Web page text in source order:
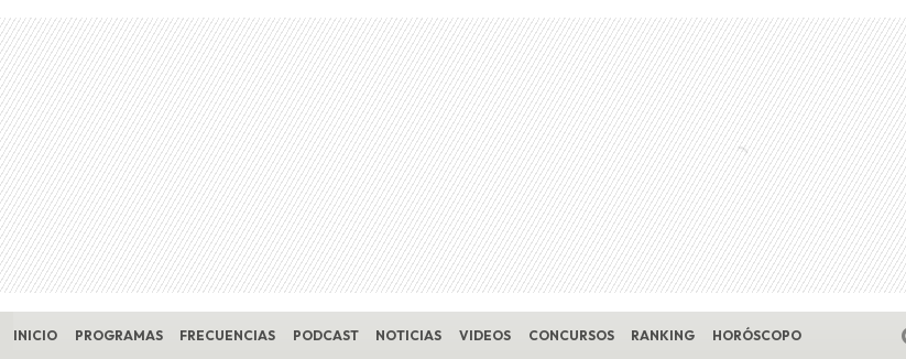
Skip to main content
INICIO PROGRAMAS FRECUENCIAS PODCAST NOTICIAS VIDEOS CONCURSOS RANKING HORÓSCOPO